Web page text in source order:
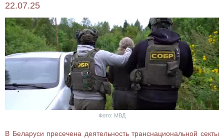
22.07.25
Фото: МВД
В Беларуси пресечена деятельность транснациональной секты